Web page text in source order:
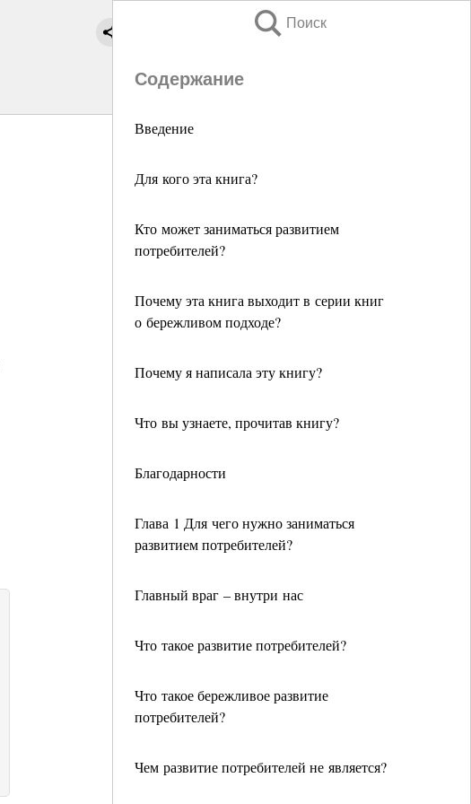
Поиск
Содержание
Введение
Для кого эта книга?
Кто может заниматься развитием
потребителей?
Почему эта книга выходит в серии книг
о бережливом подходе?
Почему я написала эту книгу?
Что вы узнаете, прочитав книгу?
Благодарности
Глава 1 Для чего нужно заниматься
развитием потребителей?
Главный враг – внутри нас
Что такое развитие потребителей?
Что такое бережливое развитие
потребителей?
Чем развитие потребителей не является?